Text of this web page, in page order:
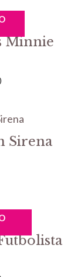
Minnie
Sirena